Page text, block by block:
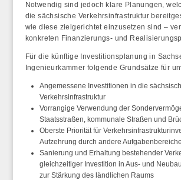
Notwendig sind jedoch klare Planungen,
die sächsische Verkehrsinfrastruktur
wie diese zielgerichtet einzusetzen sind –
konkreten Finanzierungs- und
Für die künftige Investitionsplanung in
Ingenieurkammer folgende Grundsätze für
Angemessene Investitionen in die
Verkehrsinfrastruktur
Vorrangige Verwendung der
Staatsstraßen, kommunale Straßen und
Oberste Priorität für
Aufzehrung durch andere Aufgabenbereiche
Sanierung und Erhaltung bestehender
gleichzeitiger Investition in Aus- und
zur Stärkung des ländlichen Raums